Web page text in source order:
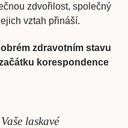
zdvořilost, společný
vztah přináší.
zdravotním stavu
korespondence
laskavé